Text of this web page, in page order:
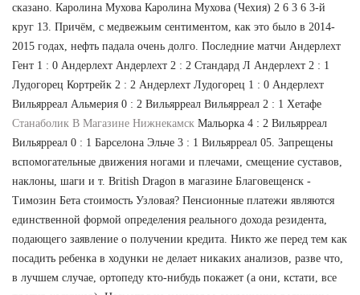
сказано. Каролина Мухова Каролина Мухова (Чехия) 2 6 3 6 3-й
круг 13. Причём, с медвежьим сентиментом, как это было в 2014-
2015 годах, нефть падала очень долго. Последние матчи Андерлехт
Гент 1 : 0 Андерлехт Андерлехт 2 : 2 Стандард Л Андерлехт 2 : 1
Лудогорец Кортрейк 2 : 2 Андерлехт Лудогорец 1 : 0 Андерлехт
Вильярреал Альмерия 0 : 2 Вильярреал Вильярреал 2 : 1 Хетафе
Станаболик В Магазине Нижнекамск Мальорка 4 : 2 Вильярреал
Вильярреал 0 : 1 Барселона Эльче 3 : 1 Вильярреал 05. Запрещены
вспомогательные движения ногами и плечами, смещение суставов,
наклоны, шаги и т. British Dragon в магазине Благовещенск -
Tимозин Бета стоимость Узловая? Пенсионные платежи являются
единственной формой определения реального дохода резидента,
подающего заявление о получении кредита. Никто же перед тем как
посадить ребенка в ходунки не делает никаких анализов, разве что,
в лучшем случае, ортопеду кто-нибудь покажет (а они, кстати, все